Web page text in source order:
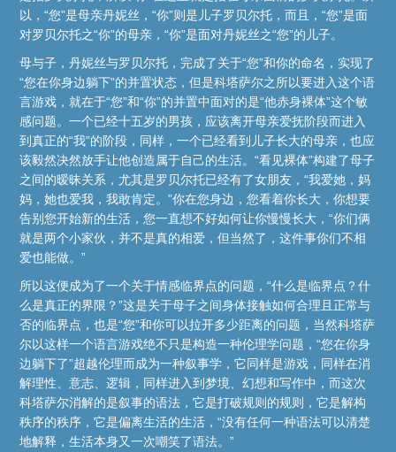
以，“您”是母亲丹妮丝，“你”则是儿子罗贝尔托，而且，“您”是面
对罗贝尔托之“你”的母亲，“你”是面对丹妮丝之“您”的儿子。
母与子，丹妮丝与罗贝尔托，完成了关于“您”和你的命名，实现了
“您在你身边躺下”的并置状态，但是科塔萨尔之所以要进入这个语
言游戏，就在于“您”和“你”的并置中面对的是“他赤身裸体”这个敏
感问题。一个已经十五岁的男孩，应该离开母亲爱抚阶段而进入
到真正的“我”的阶段，同样，一个已经看到儿子长大的母亲，也应
该毅然决然放手让他创造属于自己的生活。“看见裸体”构建了母子
之间的暧昧关系，尤其是罗贝尔托已经有了女朋友，“我爱她，妈
妈，她也爱我，我敢肯定。”你在您身边，您看着你长大，你想要
告别您开始新的生活，您一直想不好如何让你慢慢长大，“你们俩
就是两个小家伙，并不是真的相爱，但当然了，这件事你们不相
爱也能做。”
所以这便成为了一个关于情感临界点的问题，“什么是临界点？什
么是真正的界限？”这是关于母子之间身体接触如何合理且正常与
否的临界点，也是“您”和你可以拉开多少距离的问题，当然科塔萨
尔以这样一个语言游戏绝不只是构造一种伦理学问题，“您在你身
边躺下了”超越伦理而成为一种叙事学，它同样是游戏，同样在消
解理性、意志、逻辑，同样进入到梦境、幻想和写作中，而这次
科塔萨尔消解的是叙事的语法，它是打破规则的规则，它是解构
秩序的秩序，它是偏离生活的生活，“没有任何一种语法可以清楚
地解释，生活本身又一次嘲笑了语法。”